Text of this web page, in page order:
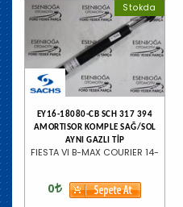
Stokda
EY16-18080-CB SCH 317 394
AMORTISOR KOMPLE SAĞ/SOL
AYNI GAZLI TİP
FIESTA VI B-MAX COURIER 14-
0